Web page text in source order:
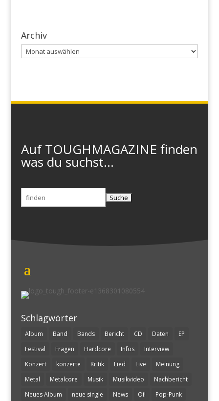
Archiv
Archiv
Auf TOUGHMAGAZINE finden
was du suchst...
Suchen
nach:
Schlagwörter
Album Band Bands Bericht CD Daten
EP
Festival
Fragen Hardcore Infos
Interview
Konzert
konzerte Kritik Lied Live
Meinung
Metal
Metalcore Musik Musikvideo
Nachbericht
Neues Album
neue single News Oi! Pop-Punk